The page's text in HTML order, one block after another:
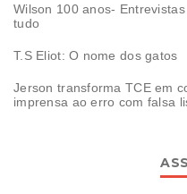
Wilson 100 anos-
tudo
T.S Eliot: O nome dos gatos
Jerson transforma TCE em
imprensa ao erro com falsa